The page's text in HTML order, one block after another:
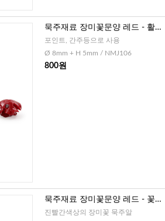
묵주재료 장미꽃문양 레드 - 활
짝핀 형, 8mm
포인트, 간주등으로 사용
Ø 8mm + H 5mm / NMJ106
800원
묵주재료 장미꽃문양 레드 - 꽃
봉우리형, 8mm
진빨간색상의 장미꽃 묵주알